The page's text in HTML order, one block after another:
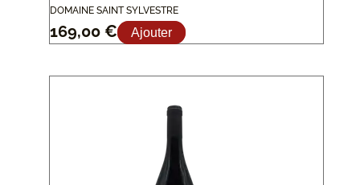
DOMAINE SAINT SYLVESTRE
169,00 € Ajouter